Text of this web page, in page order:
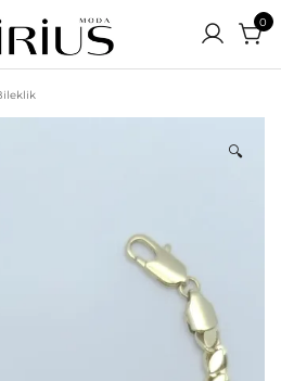
Fiyatlı Online Alışveriş
En Parlak Yıldızı Siz Olun
0
🔍